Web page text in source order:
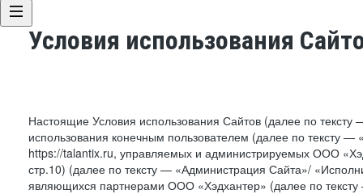
Условия использования
Настоящие Условия использования Сайтов (далее по
использования конечным пользователем (далее по тексту
https://talantix.ru, управляемых и администрируемых ООО
стр.10) (далее по тексту — «Администрация Сайта»/
являющихся партнерами ООО «Хэдхантер» (далее по